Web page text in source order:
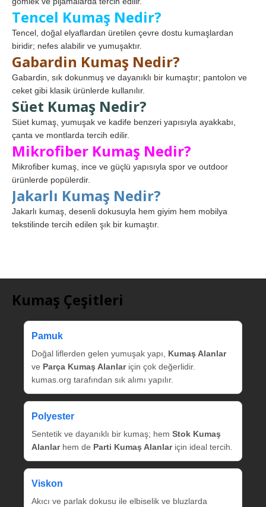
Tencel Kumaş Nedir?
Tencel, doğal elyaflardan üretilen çevre dostu kumaşlardan
biridir; nefes alabilir ve yumuşaktır.
Gabardin Kumaş Nedir?
Gabardin, sık dokunmuş ve dayanıklı bir kumaştır; pantolon ve
ceket gibi klasik ürünlerde kullanılır.
Süet Kumaş Nedir?
Süet kumaş, yumuşak ve kadife benzeri yapısıyla ayakkabı,
çanta ve montlarda tercih edilir.
Mikrofiber Kumaş Nedir?
Mikrofiber kumaş, ince ve güçlü yapısıyla spor ve outdoor
ürünlerde popülerdir.
Jakarlı Kumaş Nedir?
Jakarlı kumaş, desenli dokusuyla hem giyim hem mobilya
tekstilinde tercih edilen şık bir kumaştır.
Kumaş Çeşitleri
Pamuk
Doğal liflerden gelen yumuşak yapı, Kumaş Alanlar
ve Parça Kumaş Alanlariçin çok değerlidir.
kumas.org tarafından sık alımı yapılır.
Polyester
Sentetik ve dayanıklı bir kumaş; hem Stok Kumaş
Alanlarhem de Parti Kumaş Alanlariçin ideal tercih.
Viskon
Akıcı ve parlak dokusu ile elbiselik ve bluzlarda